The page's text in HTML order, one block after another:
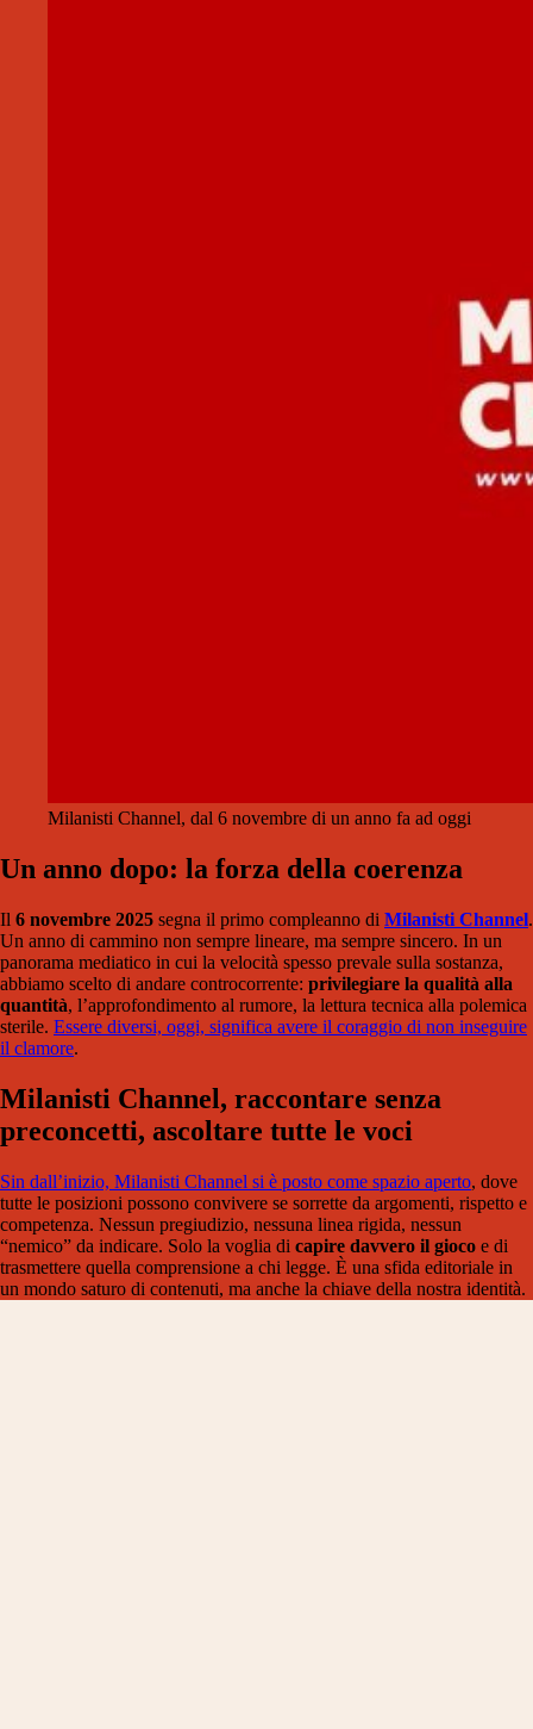
Milanisti Channel, dal 6 novembre di un anno fa ad oggi
Un anno dopo: la forza della coerenza
Il 6 novembre 2025 segna il primo compleanno di Milanisti Channel.
Un anno di cammino non sempre lineare, ma sempre sincero. In un
panorama mediatico in cui la velocità spesso prevale sulla sostanza,
abbiamo scelto di andare controcorrente: privilegiare la qualità alla
quantità, l’approfondimento al rumore, la lettura tecnica alla polemica
sterile. Essere diversi, oggi, significa avere il coraggio di non inseguire
il clamore.
Milanisti Channel, raccontare senza
preconcetti, ascoltare tutte le voci
Sin dall’inizio, Milanisti Channel si è posto come spazio aperto, dove
tutte le posizioni possono convivere se sorrette da argomenti, rispetto e
competenza. Nessun pregiudizio, nessuna linea rigida, nessun
“nemico” da indicare. Solo la voglia di capire davvero il gioco e di
trasmettere quella comprensione a chi legge. È una sfida editoriale in
un mondo saturo di contenuti, ma anche la chiave della nostra identità.